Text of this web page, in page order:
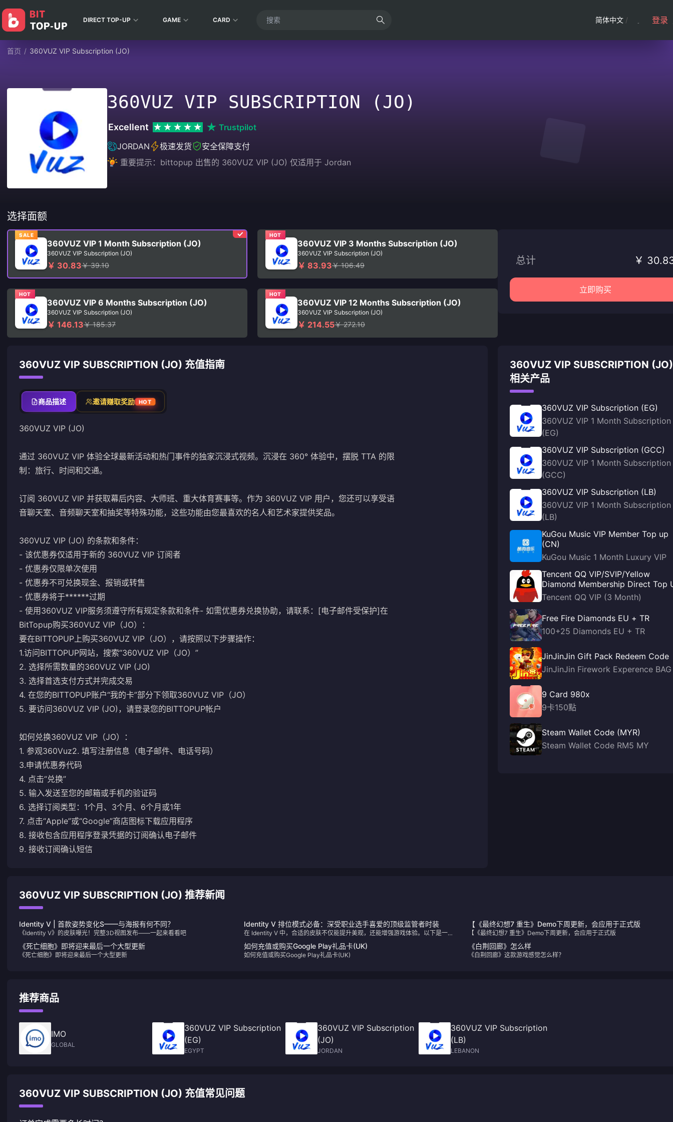
DIRECT TOP-UP GAME CARD 简体中文 / 登录
首页 / 360VUZ VIP Subscription (JO)
360VUZ VIP SUBSCRIPTION (JO)
Excellent
Trustpilot
JORDAN
极速发货
安全保障支付
重要提示：bittopup 出售的 360VUZ VIP (JO) 仅适用于 Jordan
选择面额
SALE
360VUZ VIP 1 Month Subscription (JO)
360VUZ VIP Subscription (JO)
￥ 30.83￥ 39.10
HOT
360VUZ VIP 3 Months Subscription (JO)
360VUZ VIP Subscription (JO)
￥ 83.93￥ 106.49
HOT
360VUZ VIP 6 Months Subscription (JO)
360VUZ VIP Subscription (JO)
￥ 146.13￥ 185.37
HOT
360VUZ VIP 12 Months Subscription (JO)
360VUZ VIP Subscription (JO)
￥ 214.55￥ 272.10
总计 ￥
立即购买
360VUZ VIP SUBSCRIPTION (JO) 充值指南
商品描述 邀请赚取奖励 HOT
360VUZ VIP (JO)
通过 360VUZ VIP 体验全球最新活动和热门事件的独家沉浸式视频。沉浸在 360° 体验中，摆脱 TTA 的限
制：旅行、时间和交通。
订阅 360VUZ VIP 并获取幕后内容、大师班、重大体育赛事等。作为 360VUZ VIP 用户，您还可以享受语
音聊天室、音频聊天室和抽奖等特殊功能，这些功能由您最喜欢的名人和艺术家提供奖品。
360VUZ VIP (JO) 的条款和条件：
- 该优惠券仅适用于新的 360VUZ VIP 订阅者
- 优惠券仅限单次使用
- 优惠券不可兑换现金、报销或转售
- 优惠券将于******过期
- 使用360VUZ VIP服务须遵守所有规定条款和条件- 如需优惠券兑换协助，请联系： [电子邮件受保护]在
BitTopup购买360VUZ VIP（JO）：
要在BITTOPUP上购买360VUZ VIP（JO），请按照以下步骤操作：
1.访问BITTOPUP网站，搜索“360VUZ VIP（JO）”
2. 选择所需数量的360VUZ VIP (JO)
3. 选择首选支付方式并完成交易
4. 在您​​的BITTOPUP账户“我的卡”部分下领取360VUZ VIP（JO）
5. 要访问360VUZ VIP (JO)，请登录您的BITTOPUP帐户
如何兑换360VUZ VIP（JO）：
1. 参观360Vuz2. 填写注册信息（电子邮件、电话号码）
3.申请优惠券代码
4. 点击“兑换”
5. 输入发送至您的邮箱或手机的验证码
6. 选择订阅类型：1个月、3个月、6个月或1年
7. 点击“Apple”或“Google”商店图标下载应用程序
8. 接收包含应用程序登录凭据的订阅确认电子邮件
9. 接收订阅确认短信
360VUZ VIP SUBSCRIPTION (JO)
相关产品
360VUZ VIP Subscription (EG)
360VUZ VIP 1 Month Subscription
(EG)
360VUZ VIP Subscription (GCC)
360VUZ VIP 1 Month Subscription
(GCC)
360VUZ VIP Subscription (LB)
360VUZ VIP 1 Month Subscription
(LB)
KuGou Music VIP Member Top up
(CN)
KuGou Music 1 Month Luxury VIP
Tencent QQ VIP/SVIP/Yellow
Diamond Membership Direct Top
Tencent QQ VIP (3 Month)
Free Fire Diamonds EU + TR
100+25 Diamonds EU + TR
JinJinJin Gift Pack Redeem Code
JinJinJin Firework Experence BAG
9 Card 980x
9卡150點
Steam Wallet Code (MYR)
Steam Wallet Code RM5 MY
360VUZ VIP SUBSCRIPTION (JO) 推荐新闻
Identity V | 首款姿势变化S——与海报有何不同？
《Identity V》的皮肤曝光！完整3D视图发布——一起来看看吧
Identity V 排位模式必备：深受职业选手喜爱的顶级监管者时装
在 Identity V 中，合适的皮肤不仅能提升美观，还能增强游戏体验。以下是一份
监管者皮肤精选列表，这些皮肤因其流畅的动画和无遮挡的视野而备受顶尖玩家
青睐。
【《最终幻想7 重生》Demo下周更新，会应用于正式版
【《最终幻想7 重生》Demo下周更新，会应用于正式版
《死亡细胞》即将迎来最后一个大型更新
《死亡细胞》即将迎来最后一个大型更新
如何充值或购买Google Play礼品卡(UK)
如何充值或购买Google Play礼品卡(UK)
《白荆回廊》怎么样
《白荆回廊》这款游戏感觉怎么样？
推荐商品
IMO
GLOBAL
360VUZ VIP Subscription
(EG)
EGYPT
360VUZ VIP Subscription
(JO)
JORDAN
360VUZ VIP Subscription
(LB)
LEBANON
360VUZ VIP SUBSCRIPTION (JO) 充值常见问题